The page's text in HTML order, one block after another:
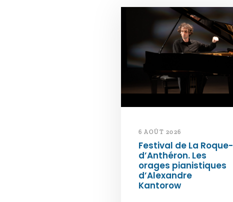
6 AOÛT 2026
Festival de La Roque-
d’Anthéron. Les
orages pianistiques
d’Alexandre
Kantorow